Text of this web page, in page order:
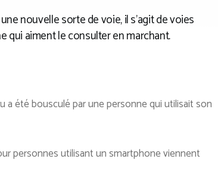
nouvelle sorte de voie, il s’agit de voies
qui aiment le consulter en marchant.
a été bousculé par une personne qui utilisait son
personnes utilisant un smartphone viennent